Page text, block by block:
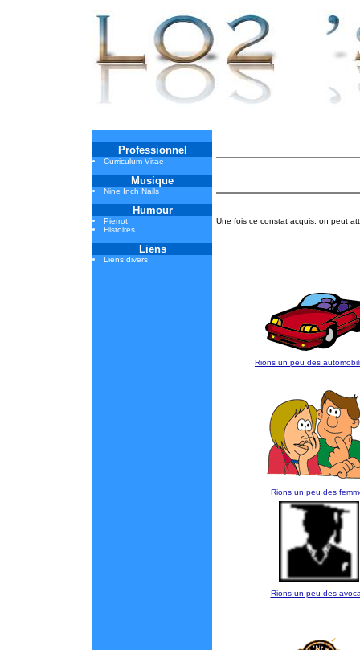
Professionnel
Curriculum Vitae
Musique
Nine Inch Nails
Humour
Pierrot
Histoires
Liens
Liens divers
Une fois ce constat acquis, on peut
Rions un peu des
Rions un peu des
Rions un peu des